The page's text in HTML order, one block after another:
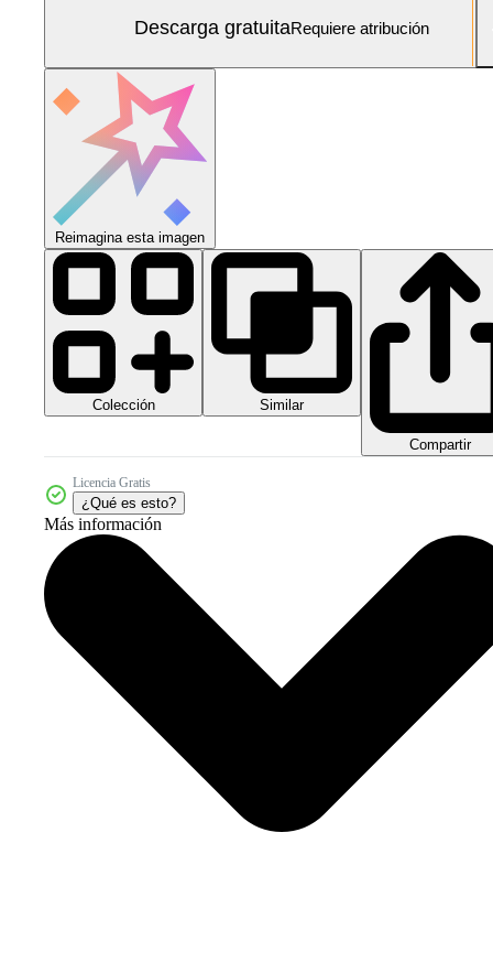
Descarga gratuitaRequiere atribución
Reimagina esta imagen
Colección Similar
Compartir
Licencia Gratis
¿Qué es esto?
Más información